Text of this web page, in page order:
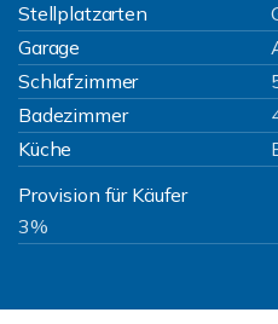
Stellplatzarten
Garage
Schlafzimmer
Badezimmer
Küche
Provision für Käufer
3%